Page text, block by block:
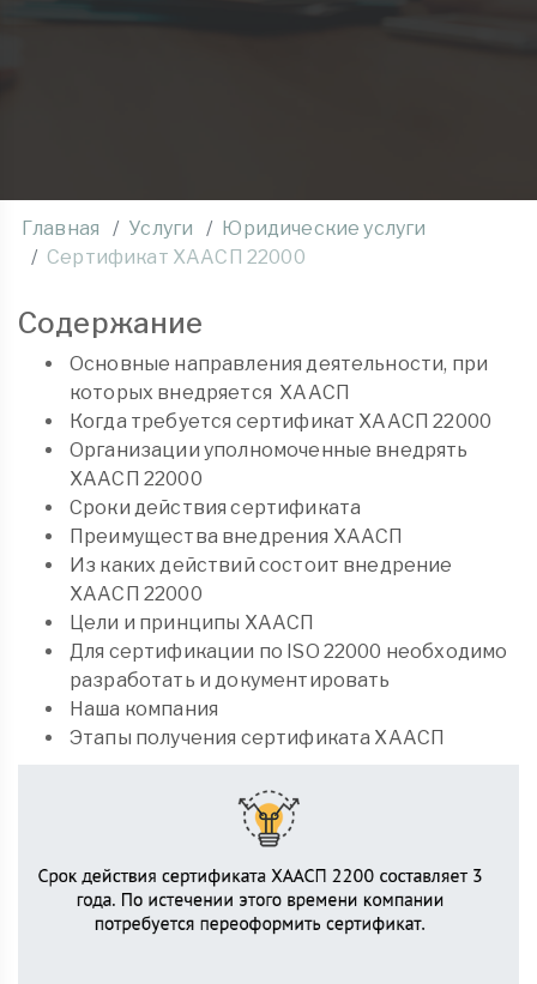
Главная Услуги
Юридические услуги
Сертификат ХААСП 22000
Содержание
Основные направления деятельности, при
которых внедряется ХААСП
Когда требуется сертификат ХААСП 22000
Организации уполномоченные внедрять
ХААСП 22000
Сроки действия сертификата
Преимущества внедрения ХААСП
Из каких действий состоит внедрение
ХААСП 22000
Цели и принципы ХААСП
Для сертификации по ISO 22000 необходимо
разработать и документировать
Наша компания
Этапы получения сертификата ХААСП